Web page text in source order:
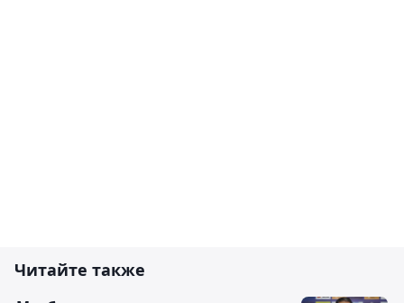
Читайте также